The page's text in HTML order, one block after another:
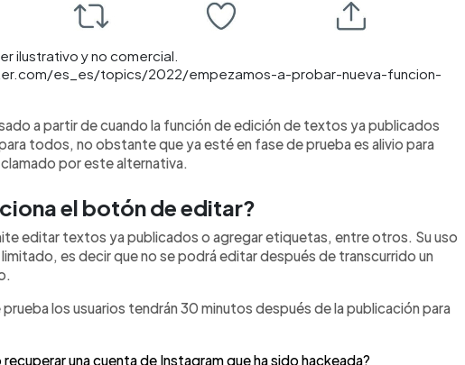
ilustrativo y no comercial.
es_es/topics/2022/empezamos-a-probar-nueva-funcion-
a partir de cuando la función de edición de textos ya publicados
todos, no obstante que ya esté en fase de prueba es alivio para
por este alternativa.
el botón de editar?
editar textos ya publicados o agregar etiquetas, entre otros. Su uso
es decir que no se podrá editar después de transcurrido un
los usuarios tendrán 30 minutos después de la publicación para
una cuenta de Instagram que ha sido hackeada?